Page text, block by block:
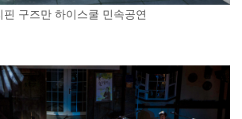
핀 구즈만 하이스쿨 민속공연